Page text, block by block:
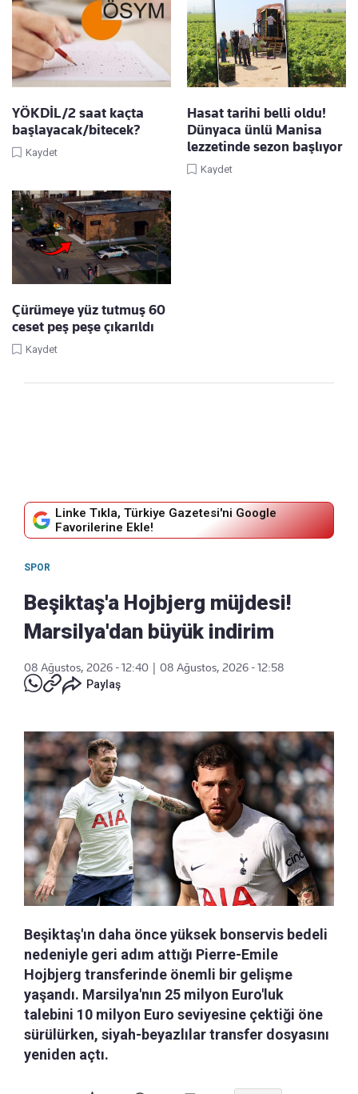
YÖKDİL/2 saat kaçta
başlayacak/bitecek?
Kaydet
Hasat tarihi belli oldu!
Dünyaca ünlü Manisa
lezzetinde sezon başlıyor
Kaydet
Çürümeye yüz tutmuş 60
ceset peş peşe çıkarıldı
Kaydet
Linke Tıkla, Türkiye Gazetesi'ni Google
Favorilerine Ekle!
SPOR
Beşiktaş'a Hojbjerg müjdesi!
Marsilya'dan büyük indirim
08 Ağustos, 2026 - 12:40
08 Ağustos, 2026 - 12:58
Paylaş
Beşiktaş'ın daha önce yüksek bonservis bedeli
nedeniyle geri adım attığı Pierre-Emile
Hojbjerg transferinde önemli bir gelişme
yaşandı. Marsilya'nın 25 milyon Euro'luk
talebini 10 milyon Euro seviyesine çektiği öne
sürülürken, siyah-beyazlılar transfer dosyasını
yeniden açtı.